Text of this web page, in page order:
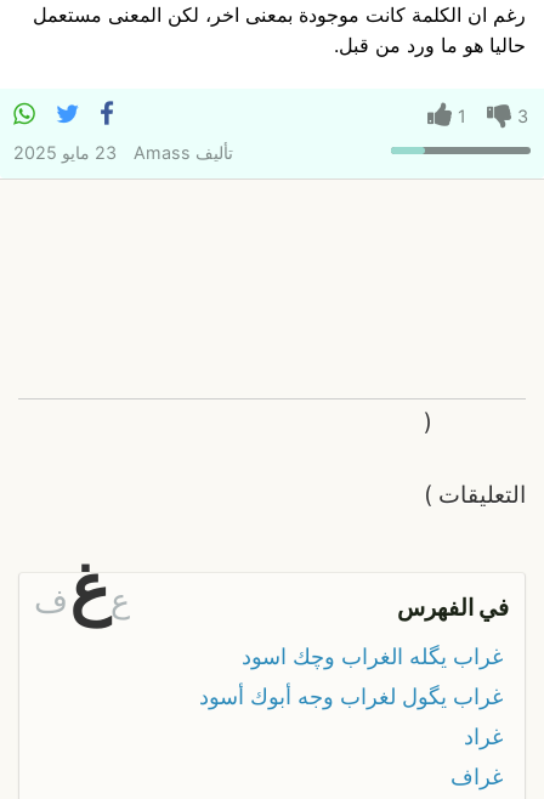
رغم ان الكلمة كانت موجودة بمعنى اخر، لكن المعنى مستعمل
حاليا هو ما ورد من قبل.
3
1
تأليف Amass 23 مايو 2025
التعليقات
(
)
في الفهرس عغف
غراب يگله الغراب وچك اسود
غراب يگول لغراب وجه أبوك أسود
غراد
غراف